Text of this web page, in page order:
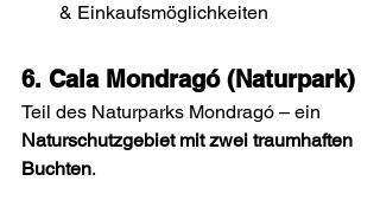
& Einkaufsmöglichkeiten
6. Cala Mondragó (Naturpark)
Teil des Naturparks Mondragó – ein
Naturschutzgebiet mit zwei traumhaften
Buchten.